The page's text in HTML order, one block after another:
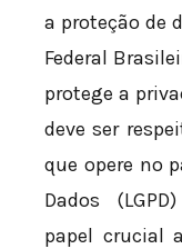
a proteção de
Federal
protege a
deve ser
que opere no
Dados
papel crucial